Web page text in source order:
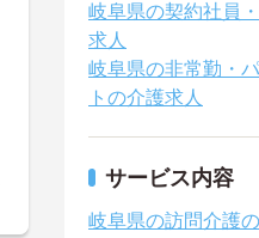
岐阜県の契約社員
求人
岐阜県の非常勤・
トの介護求人
サービス内容
岐阜県の訪問介護